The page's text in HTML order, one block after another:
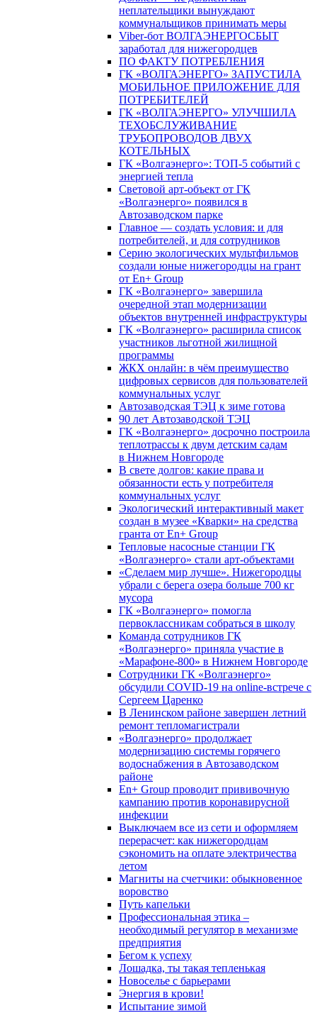
неплательщики вынуждают
коммунальщиков принимать меры
Viber-бот ВОЛГАЭНЕРГОСБЫТ
заработал для нижегородцев
ПО ФАКТУ ПОТРЕБЛЕНИЯ
ГК «ВОЛГАЭНЕРГО» ЗАПУСТИЛА
МОБИЛЬНОЕ ПРИЛОЖЕНИЕ ДЛЯ
ПОТРЕБИТЕЛЕЙ
ГК «ВОЛГАЭНЕРГО» УЛУЧШИЛА
ТЕХОБСЛУЖИВАНИЕ
ТРУБОПРОВОДОВ ДВУХ
КОТЕЛЬНЫХ
ГК «Волгаэнерго»: ТОП-5 событий с
энергией тепла
Световой арт-объект от ГК
«Волгаэнерго» появился в
Автозаводском парке
Главное — создать условия: и для
потребителей, и для сотрудников
Серию экологических мультфильмов
создали юные нижегородцы на грант
от En+ Group
ГК «Волгаэнерго» завершила
очередной этап модернизации
объектов внутренней инфраструктуры
ГК «Волгаэнерго» расширила список
участников льготной жилищной
программы
ЖКХ онлайн: в чём преимущество
цифровых сервисов для пользователей
коммунальных услуг
Автозаводская ТЭЦ к зиме готова
90 лет Автозаводской ТЭЦ
ГК «Волгаэнерго» досрочно построила
теплотрассы к двум детским садам
в Нижнем Новгороде
В свете долгов: какие права и
обязанности есть у потребителя
коммунальных услуг
Экологический интерактивный макет
создан в музее «Кварки» на средства
гранта от En+ Group
Тепловые насосные станции ГК
«Волгаэнерго» стали арт-объектами
«Сделаем мир лучше». Нижегородцы
убрали с берега озера больше 700 кг
мусора
ГК «Волгаэнерго» помогла
первоклассникам собраться в школу
Команда сотрудников ГК
«Волгаэнерго» приняла участие в
«Марафоне-800» в Нижнем Новгороде
Сотрудники ГК «Волгаэнерго»
обсудили COVID-19 на online-встрече с
Сергеем Царенко
В Ленинском районе завершен летний
ремонт тепломагистрали
«Волгаэнерго» продолжает
модернизацию системы горячего
водоснабжения в Автозаводском
районе
En+ Group проводит прививочную
кампанию против коронавирусной
инфекции
Выключаем все из сети и оформляем
перерасчет: как нижегородцам
сэкономить на оплате электричества
летом
Магниты на счетчики: обыкновенное
воровство
Путь капельки
Профессиональная этика –
необходимый регулятор в механизме
предприятия
Бегом к успеху
Лошадка, ты такая тепленькая
Новоселье с барьерами
Энергия в крови!
Испытание зимой